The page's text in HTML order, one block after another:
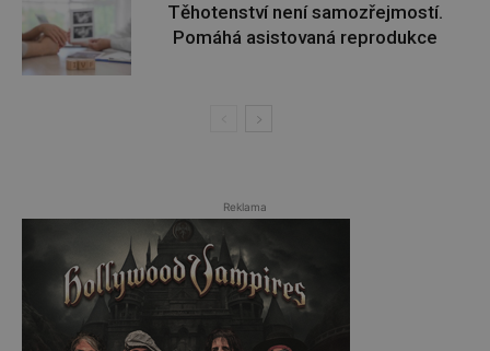
Těhotenství není samozřejmostí.
Pomáhá asistovaná reprodukce
Reklama